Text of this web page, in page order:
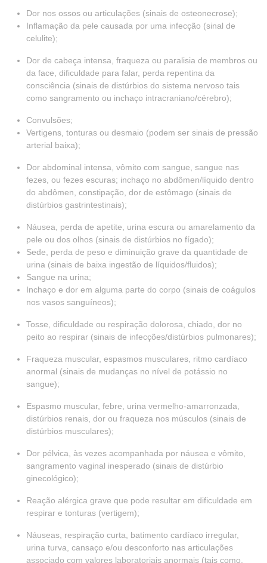
Dor nos ossos ou articulações (sinais de osteonecrose);
Inflamação da pele causada por uma infecção (sinal de
celulite);
Dor de cabeça intensa, fraqueza ou paralisia de membros ou
da face, dificuldade para falar, perda repentina da
consciência (sinais de distúrbios do sistema nervoso tais
como sangramento ou inchaço intracraniano/cérebro);
Convulsões;
Vertigens, tonturas ou desmaio (podem ser sinais de pressão
arterial baixa);
Dor abdominal intensa, vômito com sangue, sangue nas
fezes, ou fezes escuras; inchaço no abdômen/líquido dentro
do abdômen, constipação, dor de estômago (sinais de
distúrbios gastrintestinais);
Náusea, perda de apetite, urina escura ou amarelamento da
pele ou dos olhos (sinais de distúrbios no fígado);
Sede, perda de peso e diminuição grave da quantidade de
urina (sinais de baixa ingestão de líquidos/fluidos);
Sangue na urina;
Inchaço e dor em alguma parte do corpo (sinais de coágulos
nos vasos sanguíneos);
Tosse, dificuldade ou respiração dolorosa, chiado, dor no
peito ao respirar (sinais de infecções/distúrbios pulmonares);
Fraqueza muscular, espasmos musculares, ritmo cardíaco
anormal (sinais de mudanças no nível de potássio no
sangue);
Espasmo muscular, febre, urina vermelho-amarronzada,
distúrbios renais, dor ou fraqueza nos músculos (sinais de
distúrbios musculares);
Dor pélvica, às vezes acompanhada por náusea e vômito,
sangramento vaginal inesperado (sinais de distúrbio
ginecológico);
Reação alérgica grave que pode resultar em dificuldade em
respirar e tonturas (vertigem);
Náuseas, respiração curta, batimento cardíaco irregular,
urina turva, cansaço e/ou desconforto nas articulações
associado com valores laboratoriais anormais (tais como,